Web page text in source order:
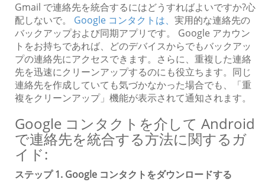
Gmail で連絡先を統合するにはどうすればよいですか?心
配しないで。 Google コンタクトは、 実用的な連絡先の
バックアップおよび同期アプリです。 Google アカウン
トをお持ちであれば、どのデバイスからでもバックアッ
プの連絡先にアクセスできます。さらに、重複した連絡
先を迅速にクリーンアップするのにも役立ちます。同じ
連絡先を作成していても気づかなかった場合でも、「重
複をクリーンアップ」機能が表示されて通知されます。
Google コンタクトを介して Android
で連絡先を統合する方法に関するガ
イド:
ステップ 1. Google コンタクトをダウンロードする